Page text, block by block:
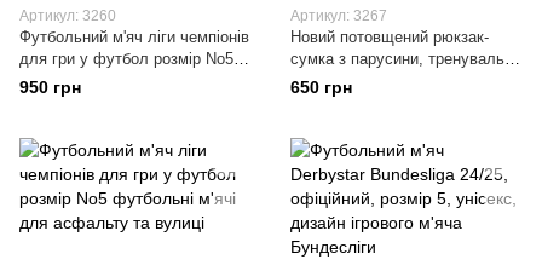
Артикул: 3260
Футбольний м'яч ліги чемпіонів
для гри у футбол розмір No5
футбольні м'ячі для асфальту
та вулиці TRIONDA
950 грн
Артикул: 3267
Новий потовщений рюкзак-
сумка з парусини, тренувальна
сумка із застібкою на шнурку,
спортивна сумка на два плеча,
650 грн